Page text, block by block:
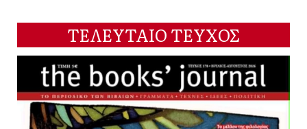
ΤΕΛΕΥΤΑΙΟ ΤΕΥΧΟΣ